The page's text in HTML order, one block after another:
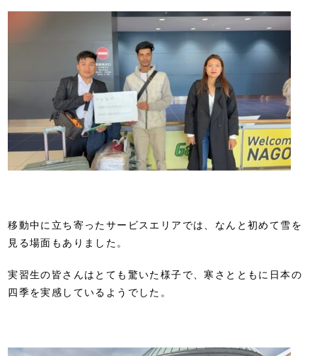
移動中に立ち寄ったサービスエリアでは、なんと初めて雪を
見る場面もありました。
実習生の皆さんはとても驚いた様子で、寒さとともに日本の
四季を実感しているようでした。